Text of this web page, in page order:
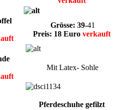
Grösse: 39-41
Preis: 18 Euro verkauft
Mit Latex- Sohle
Pferdeschuhe gefilzt